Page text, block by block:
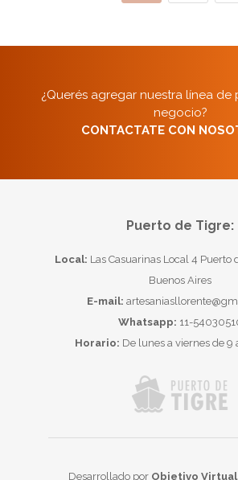
¿Querés agregar nuestra línea
negocio?
CONTACTATE CON
Puerto de Tigre:
Local: Las Casuarinas Local 4 Puerto
Buenos Aires
E-mail:
Whatsapp: 11-
Horario: De lunes a viernes de 9
Desarrollado por Objetivo Virtual